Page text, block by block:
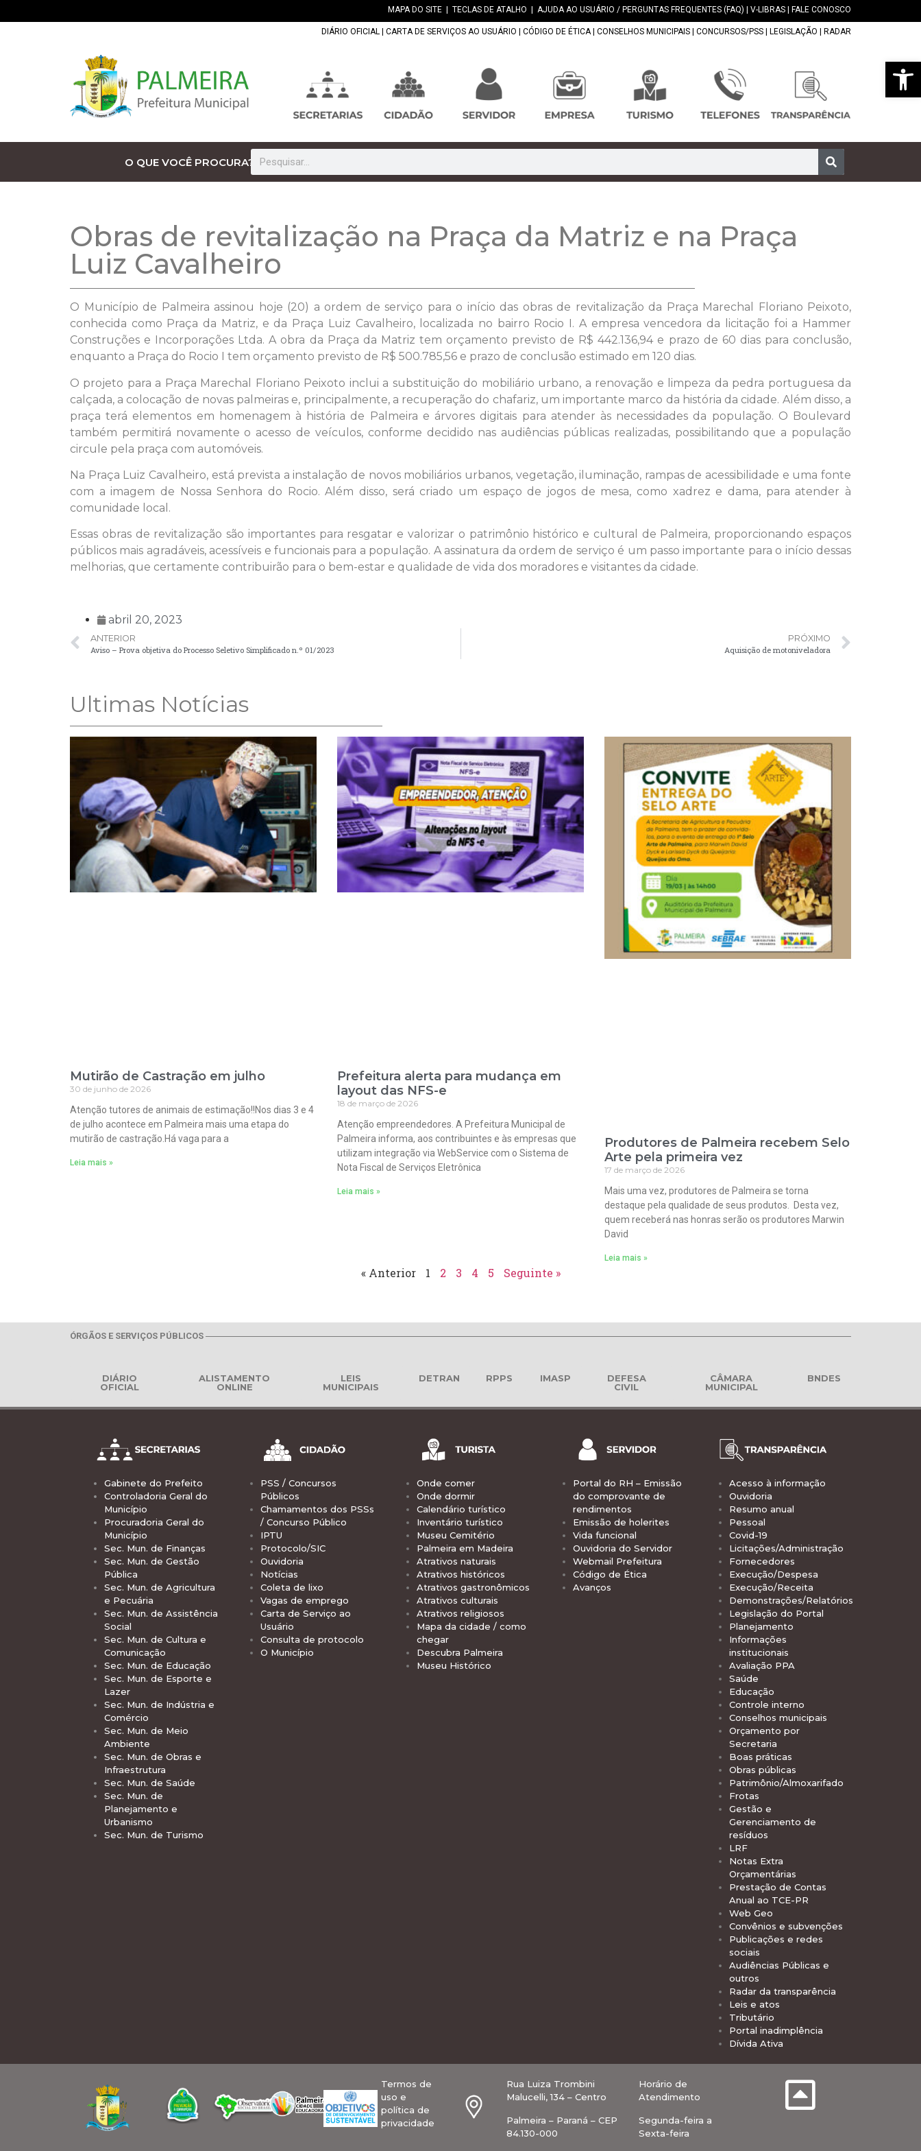
Abrir
MAPA DO SITE TECLAS DE ATALHO AJUDA AO USUÁRIO / PERGUNTAS FREQUENTES (FAQ) V-LIBRAS FALE CONOSCO
DIÁRIO OFICIAL CARTA DE SERVIÇOS AO USUÁRIO CÓDIGO DE ÉTICA| CONSELHOS MUNICIPAIS CONCURSOS/PSS LEGISLAÇÃO RADAR
O QUE VOCÊ PROCURA?
Obras de revitalização na Praça da Matriz e na Praça
Luiz Cavalheiro
O Município de Palmeira assinou hoje (20) a ordem de serviço para o início das obras de revitalização da Praça Marechal Floriano Peixoto,
conhecida como Praça da Matriz, e da Praça Luiz Cavalheiro, localizada no bairro Rocio I. A empresa vencedora da licitação foi a Hammer
Construções e Incorporações Ltda. A obra da Praça da Matriz tem orçamento previsto de R$ 442.136,94 e prazo de 60 dias para conclusão,
enquanto a Praça do Rocio I tem orçamento previsto de R$ 500.785,56 e prazo de conclusão estimado em 120 dias.
O projeto para a Praça Marechal Floriano Peixoto inclui a substituição do mobiliário urbano, a renovação e limpeza da pedra portuguesa da
calçada, a colocação de novas palmeiras e, principalmente, a recuperação do chafariz, um importante marco da história da cidade. Além disso, a
praça terá elementos em homenagem à história de Palmeira e árvores digitais para atender às necessidades da população. O Boulevard
também permitirá novamente o acesso de veículos, conforme decidido nas audiências públicas realizadas, possibilitando que a população
circule pela praça com automóveis.
Na Praça Luiz Cavalheiro, está prevista a instalação de novos mobiliários urbanos, vegetação, iluminação, rampas de acessibilidade e uma fonte
com a imagem de Nossa Senhora do Rocio. Além disso, será criado um espaço de jogos de mesa, como xadrez e dama, para atender à
comunidade local.
Essas obras de revitalização são importantes para resgatar e valorizar o patrimônio histórico e cultural de Palmeira, proporcionando espaços
públicos mais agradáveis, acessíveis e funcionais para a população. A assinatura da ordem de serviço é um passo importante para o início dessas
melhorias, que certamente contribuirão para o bem-estar e qualidade de vida dos moradores e visitantes da cidade.
abril 20, 2023
ANTERIOR
Aviso – Prova objetiva do Processo Seletivo Simplificado n.º 01/2023
PRÓXIMO
Aquisição de motoniveladora
Ultimas Notícias
Mutirão de Castração em julho
30 de junho de 2026
Atenção tutores de animais de estimação!!Nos dias 3 e 4
de julho acontece em Palmeira mais uma etapa do
mutirão de castração.Há vaga para a
Leia mais »
Prefeitura alerta para mudança em
layout das NFS-e
18 de março de 2026
Atenção empreendedores. A Prefeitura Municipal de
Palmeira informa, aos contribuintes e às empresas que
utilizam integração via WebService com o Sistema de
Nota Fiscal de Serviços Eletrônica
Leia mais »
Produtores de Palmeira recebem Selo
Arte pela primeira vez
17 de março de 2026
Mais uma vez, produtores de Palmeira se torna
destaque pela qualidade de seus produtos. Desta vez,
quem receberá nas honras serão os produtores Marwin
David
Leia mais »
« Anterior 1 2 3 4 5 Seguinte »
ÓRGÃOS E SERVIÇOS PÚBLICOS
DIÁRIO
OFICIAL
ALISTAMENTO
ONLINE
LEIS
MUNICIPAIS
DETRAN RPPS IMASP
DEFESA
CIVIL
CÂMARA
MUNICIPAL
BNDES
Gabinete do Prefeito
Controladoria Geral do
Município
Procuradoria Geral do
Município
Sec. Mun. de Finanças
Sec. Mun. de Gestão
Pública
Sec. Mun. de Agricultura
e Pecuária
Sec. Mun. de Assistência
Social
Sec. Mun. de Cultura e
Comunicação
Sec. Mun. de Educação
Sec. Mun. de Esporte e
Lazer
Sec. Mun. de Indústria e
Comércio
Sec. Mun. de Meio
Ambiente
Sec. Mun. de Obras e
Infraestrutura
Sec. Mun. de Saúde
Sec. Mun. de
Planejamento e
Urbanismo
Sec. Mun. de Turismo
PSS / Concursos
Públicos
Chamamentos dos PSSs
/ Concurso Público
IPTU
Protocolo/SIC
Ouvidoria
Notícias
Coleta de lixo
Vagas de emprego
Carta de Serviço ao
Usuário
Consulta de protocolo
O Município
Onde comer
Onde dormir
Calendário turístico
Inventário turístico
Museu Cemitério
Palmeira em Madeira
Atrativos naturais
Atrativos históricos
Atrativos gastronômicos
Atrativos culturais
Atrativos religiosos
Mapa da cidade / como
chegar
Descubra Palmeira
Museu Histórico
Portal do RH – Emissão
do comprovante de
rendimentos
Emissão de holerites
Vida funcional
Ouvidoria do Servidor
Webmail Prefeitura
Código de Ética
Avanços
Acesso à informação
Ouvidoria
Resumo anual
Pessoal
Covid-19
Licitações/Administração
Fornecedores
Execução/Despesa
Execução/Receita
Demonstrações/Relatórios
Legislação do Portal
Planejamento
Informações
institucionais
Avaliação PPA
Saúde
Educação
Controle interno
Conselhos municipais
Orçamento por
Secretaria
Boas práticas
Obras públicas
Patrimônio/Almoxarifado
Frotas
Gestão e
Gerenciamento de
resíduos
LRF
Notas Extra
Orçamentárias
Prestação de Contas
Anual ao TCE-PR
Web Geo
Convênios e subvenções
Publicações e redes
sociais
Audiências Públicas e
outros
Radar da transparência
Leis e atos
Tributário
Portal inadimplência
Dívida Ativa
Termos de
uso e
política de
privacidade
Rua Luiza Trombini
Malucelli, 134 – Centro
Palmeira – Paraná – CEP
84.130-000
Horário de
Atendimento
Segunda-feira a
Sexta-feira